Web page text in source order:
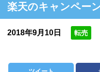
楽天のキャンペー
2018年9月10日 転売